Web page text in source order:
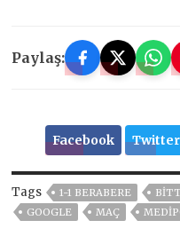
Paylaş:
Facebook Twitter
Tags 1-1 BERABERE
GOOGLE
MAÇ